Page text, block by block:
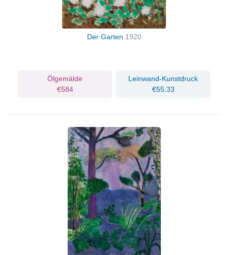
Der Garten 1920
Ölgemälde
€584
Leinwand-Kunstdruck
€55.33